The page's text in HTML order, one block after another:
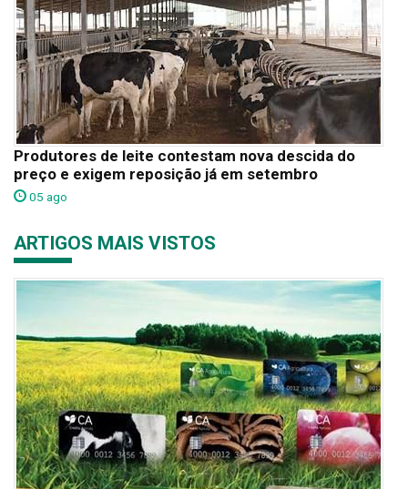
Produtores de leite contestam nova descida do
preço e exigem reposição já em setembro
05 ago
ARTIGOS MAIS VISTOS